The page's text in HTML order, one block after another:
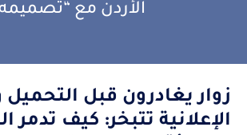
الأردن مع
زوار يغادرون قبل التحميل
الإعلانية تتبخر: كيف تدمر